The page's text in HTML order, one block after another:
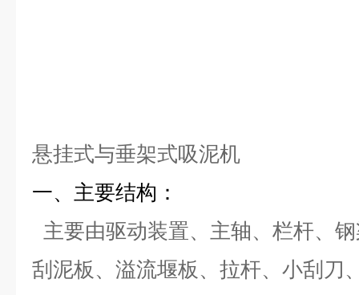
悬挂式与垂架式吸泥机
一、主要结构：
主要由驱动装置、主轴、栏杆、
刮泥板、溢流堰板、拉杆、小刮刀